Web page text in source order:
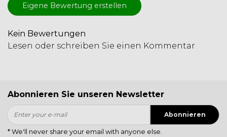
Eigene Bewertung erstellen
Kein Bewertungen
Lesen oder schreiben Sie einen Kommentar
Abonnieren Sie unseren Newsletter
Abonnieren
* We'll never share your email with anyone else.